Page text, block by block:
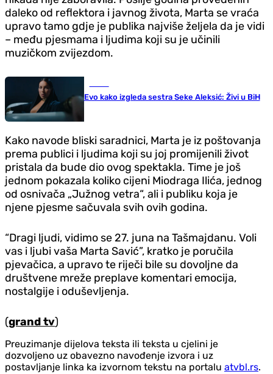
daleko od reflektora i javnog života, Marta se vraća
upravo tamo gdje je publika najviše željela da je vidi
– među pjesmama i ljudima koji su je učinili
muzičkom zvijezdom.
Evo kako izgleda sestra Seke Aleksić: Živi u BiH
Kako navode bliski saradnici, Marta je iz poštovanja
prema publici i ljudima koji su joj promijenili život
pristala da bude dio ovog spektakla. Time je još
jednom pokazala koliko cijeni Miodraga Ilića, jednog
od osnivača „Južnog vetra“, ali i publiku koja je
njene pjesme sačuvala svih ovih godina.
“Dragi ljudi, vidimo se 27. juna na Tašmajdanu. Voli
vas i ljubi vaša Marta Savić”, kratko je poručila
pjevačica, a upravo te riječi bile su dovoljne da
društvene mreže preplave komentari emocija,
nostalgije i oduševljenja.
(grand tv)
Preuzimanje dijelova teksta ili teksta u cjelini je
dozvoljeno uz obavezno navođenje izvora i uz
postavljanje linka ka izvornom tekstu na portalu atvbl.rs.